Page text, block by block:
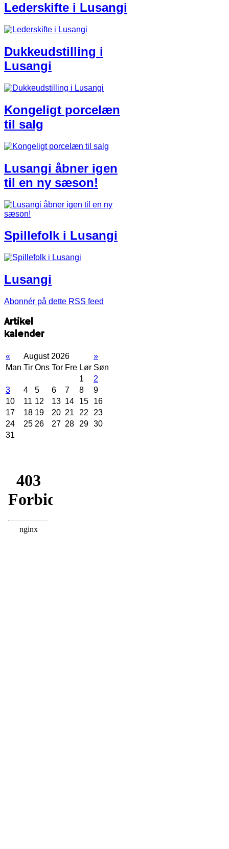
Lederskifte i Lusangi​
Dukkeudstilling i
Lusangi​
Kongeligt porcelæn
til salg
Lusangi åbner igen
til en ny sæson!
Spillefolk i Lusangi
Lusangi
Abonnér på dette RSS feed
Artikel
kalender
« August 2026
»
Man Tir Ons Tor Fre Lør Søn
1
2
3
4 5 6 7 8
9
10
11 12 13 14 15
16
17
18 19 20 21 22
23
24
25 26 27 28 29 30
31